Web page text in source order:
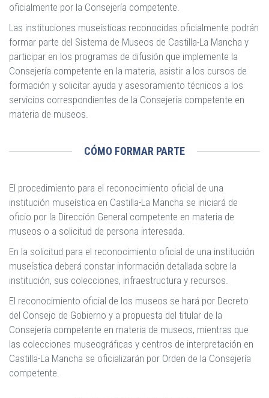
oficialmente por la Consejería competente.
Las instituciones museísticas reconocidas oficialmente podrán
formar parte del Sistema de Museos de Castilla-La Mancha y
participar en los programas de difusión que implemente la
Consejería competente en la materia, asistir a los cursos de
formación y solicitar ayuda y asesoramiento técnicos a los
servicios correspondientes de la Consejería competente en
materia de museos.
CÓMO FORMAR PARTE
El procedimiento para el reconocimiento oficial de una
institución museística en Castilla-La Mancha se iniciará de
oficio por la Dirección General competente en materia de
museos o a solicitud de persona interesada.
En la solicitud para el reconocimiento oficial de una institución
museística deberá constar información detallada sobre la
institución, sus colecciones, infraestructura y recursos.
El reconocimiento oficial de los museos se hará por Decreto
del Consejo de Gobierno y a propuesta del titular de la
Consejería competente en materia de museos, mientras que
las colecciones museográficas y centros de interpretación en
Castilla-La Mancha se oficializarán por Orden de la Consejería
competente.